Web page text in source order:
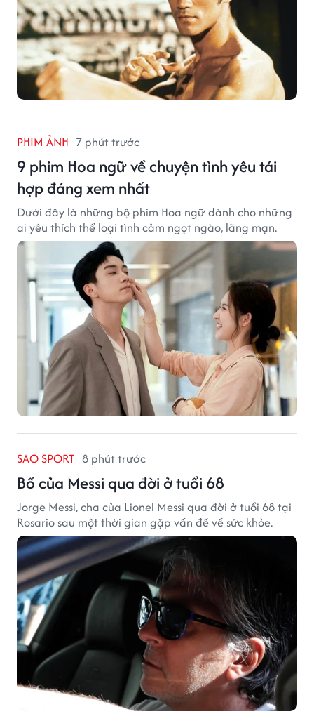
PHIM ẢNH 7 phút trước
9 phim Hoa ngữ về chuyện tình yêu tái
hợp đáng xem nhất
Dưới đây là những bộ phim Hoa ngữ dành cho những
ai yêu thích thể loại tình cảm ngọt ngào, lãng mạn.
SAO SPORT 8 phút trước
Bố của Messi qua đời ở tuổi 68
Jorge Messi, cha của Lionel Messi qua đời ở tuổi 68 tại
Rosario sau một thời gian gặp vấn đề về sức khỏe.